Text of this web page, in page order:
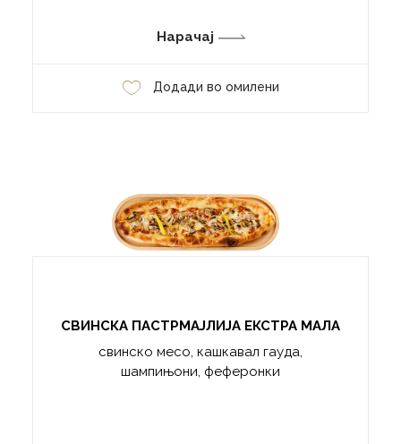
Нарачај
Додади во омилени
СВИНСКА ПАСТРМАЈЛИЈА ЕКСТРА МАЛА
свинско месо, кашкавал гауда,
шампињони, феферонки